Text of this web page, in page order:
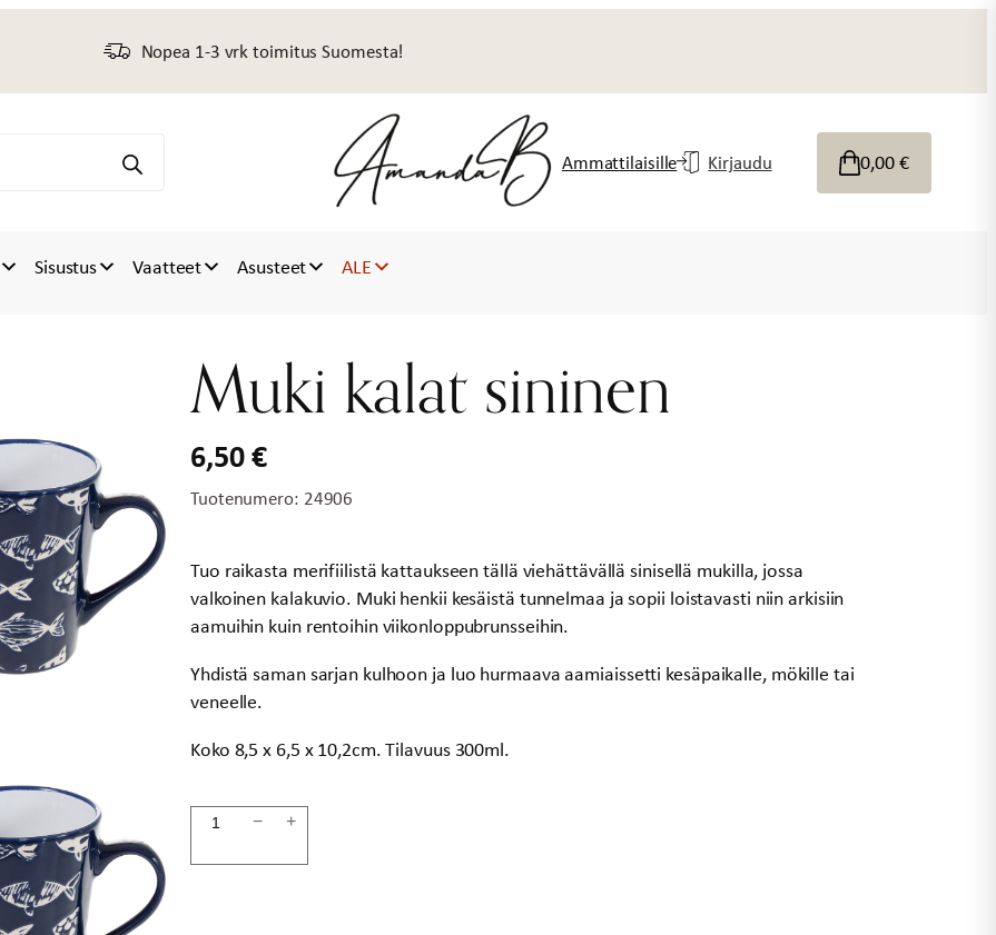
Nopea 1-3 vrk toimitus Suomesta!
Ammattilaisille Kirjaudu 0,00€
Sisustus Vaatteet Asusteet ALE
Muki kalat sininen
6,50€
Tuotenumero: 24906
Tuo raikasta merifiilistä kattaukseen tällä viehättävällä sinisellä mukilla, jossa
valkoinen kalakuvio. Muki henkii kesäistä tunnelmaa ja sopii loistavasti niin arkisiin
aamuihin kuin rentoihin viikonloppubrunsseihin.
Yhdistä saman sarjan kulhoon ja luo hurmaava aamiaissetti kesäpaikalle, mökille tai
veneelle.
Koko 8,5 x 6,5 x 10,2cm. Tilavuus 300ml.
Muki
− +